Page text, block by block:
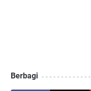
Berbagi